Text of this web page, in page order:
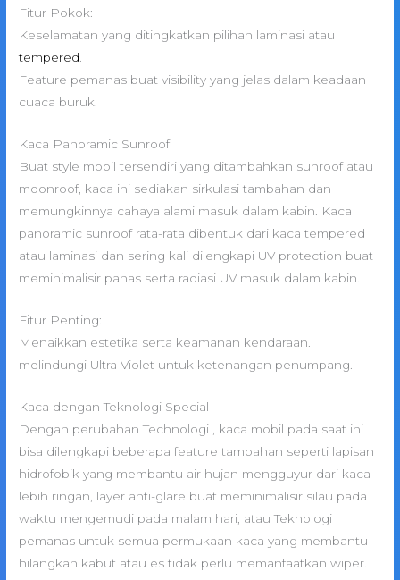
Fitur Pokok:
Keselamatan yang ditingkatkan pilihan laminasi atau
tempered
Feature pemanas buat visibility yang jelas dalam keadaan
cuaca buruk.
Kaca Panoramic Sunroof
Buat style mobil tersendiri yang ditambahkan sunroof atau
moonroof, kaca ini sediakan sirkulasi tambahan dan
memungkinnya cahaya alami masuk dalam kabin. Kaca
panoramic sunroof rata-rata dibentuk dari kaca tempered
atau laminasi dan sering kali dilengkapi UV protection buat
meminimalisir panas serta radiasi UV masuk dalam kabin.
Fitur Penting:
Menaikkan estetika serta keamanan kendaraan.
melindungi Ultra Violet untuk ketenangan penumpang.
Kaca dengan Teknologi Special
Dengan perubahan Technologi , kaca mobil pada saat ini
bisa dilengkapi beberapa feature tambahan seperti lapisan
hidrofobik yang membantu air hujan mengguyur dari kaca
lebih ringan, layer anti-glare buat meminimalisir silau pada
waktu mengemudi pada malam hari, atau Teknologi
pemanas untuk semua permukaan kaca yang membantu
hilangkan kabut atau es tidak perlu memanfaatkan wiper.